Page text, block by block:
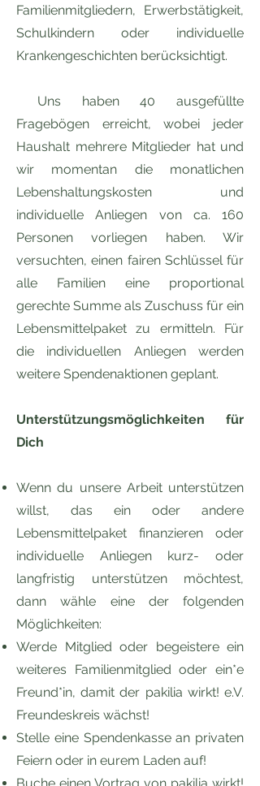
Familienmitgliedern, Erwerbstätigkeit,
Schulkindern oder individuelle
Krankengeschichten berücksichtigt.
Uns haben 40 ausgefüllte
Fragebögen erreicht, wobei jeder
Haushalt mehrere Mitglieder hat und
wir momentan die monatlichen
Lebenshaltungskosten und
individuelle Anliegen von ca. 160
Personen vorliegen haben. Wir
versuchten, einen fairen Schlüssel für
alle Familien eine proportional
gerechte Summe als Zuschuss für ein
Lebensmittelpaket zu ermitteln. Für
die individuellen Anliegen werden
weitere Spendenaktionen geplant.
Unterstützungsmöglichkeiten für
Dich
Wenn du unsere Arbeit unterstützen
willst, das ein oder andere
Lebensmittelpaket finanzieren oder
individuelle Anliegen kurz- oder
langfristig unterstützen möchtest,
dann wähle eine der folgenden
Möglichkeiten:
Werde Mitglied oder begeistere ein
weiteres Familienmitglied oder ein*e
Freund*in, damit der pakilia wirkt! e.V.
Freundeskreis wächst!
Stelle eine Spendenkasse an privaten
Feiern oder in eurem Laden auf!